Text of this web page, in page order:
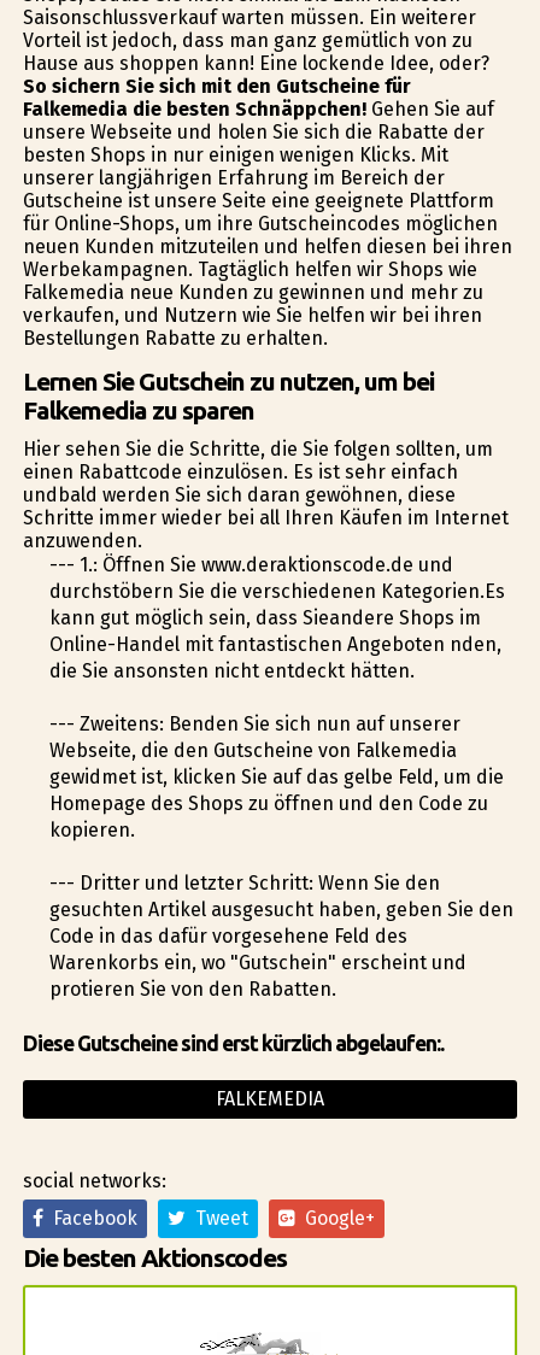
Saisonschlussverkauf warten müssen. Ein weiterer
Vorteil ist jedoch, dass man ganz gemütlich von zu
Hause aus shoppen kann! Eine lockende Idee, oder?
So sichern Sie sich mit den Gutscheine für
Falkemedia die besten Schnäppchen!Gehen Sie auf
unsere Webseite und holen Sie sich die Rabatte der
besten Shops in nur einigen wenigen Klicks. Mit
unserer langjährigen Erfahrung im Bereich der
Gutscheine ist unsere Seite eine geeignete Plattform
für Online-Shops, um ihre Gutscheincodes möglichen
neuen Kunden mitzuteilen und helfen diesen bei ihren
Werbekampagnen. Tagtäglich helfen wir Shops wie
Falkemedia neue Kunden zu gewinnen und mehr zu
verkaufen, und Nutzern wie Sie helfen wir bei ihren
Bestellungen Rabatte zu erhalten.
Lernen Sie Gutschein zu nutzen, um bei
Falkemedia zu sparen
Hier sehen Sie die Schritte, die Sie folgen sollten, um
einen Rabattcode einzulösen. Es ist sehr einfach
undbald werden Sie sich daran gewöhnen, diese
Schritte immer wieder bei all Ihren Käufen im Internet
anzuwenden.
--- 1.: Öffnen Sie www.deraktionscode.de und
durchstöbern Sie die verschiedenen Kategorien.Es
kann gut möglich sein, dass Sieandere Shops im
Online-Handel mit fantastischen Angeboten finden,
die Sie ansonsten nicht entdeckt hätten.
--- Zweitens: Befinden Sie sich nun auf unserer
Webseite, die den Gutscheine von Falkemedia
gewidmet ist, klicken Sie auf das gelbe Feld, um die
Homepage des Shops zu öffnen und den Code zu
kopieren.
--- Dritter und letzter Schritt: Wenn Sie den
gesuchten Artikel ausgesucht haben, geben Sie den
Code in das dafür vorgesehene Feld des
Warenkorbs ein, wo "Gutschein" erscheint und
profitieren Sie von den Rabatten.
Diese Gutscheine sind erst kürzlich abgelaufen:.
FALKEMEDIA
social networks:
Facebook
Tweet Google+
Die besten Aktionscodes